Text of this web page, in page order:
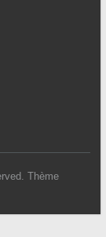
Thème